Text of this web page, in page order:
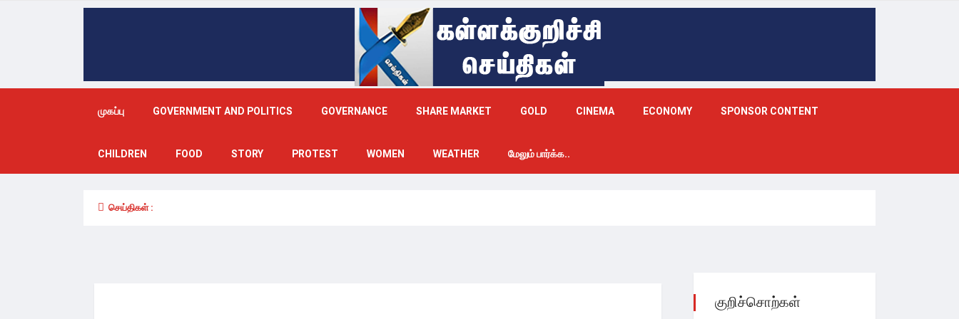
முகப்பு GOVERNMENT AND POLITICS GOVERNANCE SHARE MARKET GOLD CINEMA ECONOMY SPONSOR CONTENT
CHILDREN FOOD STORY PROTEST WOMEN WEATHER மேலும் பார்க்க..
செய்திகள் :
குறிச்சொற்கள்